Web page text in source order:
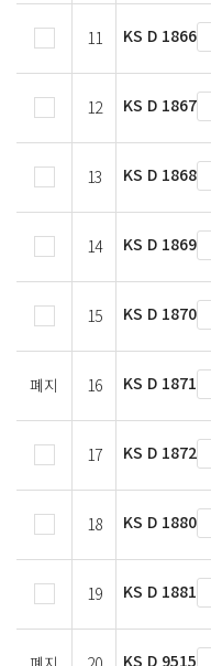
11 KS D 1866
12 KS D 1867
13 KS D 1868
14 KS D 1869
15 KS D 1870
폐지 16 KS D 1871
17 KS D 1872
18 KS D 1880
19 KS D 1881
KS D 9515